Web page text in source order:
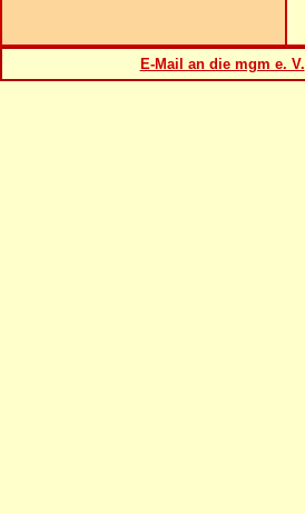
E-Mail an die mgm e. V.